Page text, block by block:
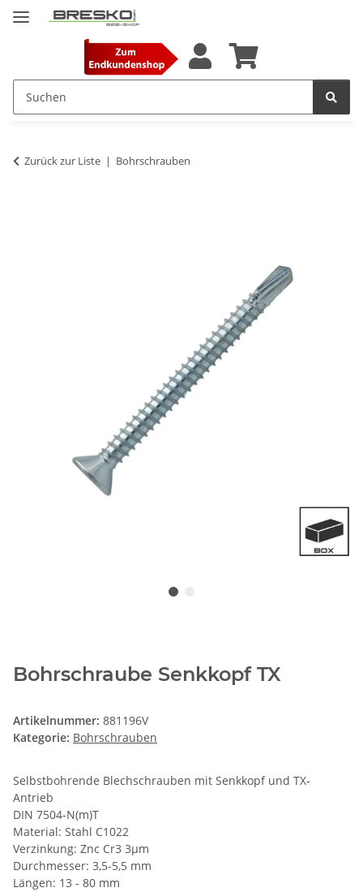
Zurück zur Liste Bohrschrauben
Bohrschraube Senkkopf TX
Artikelnummer: 881196V
Kategorie: Bohrschrauben
Selbstbohrende Blechschrauben mit Senkkopf und TX-
Antrieb
DIN 7504-N(m)T
Material: Stahl C1022
Verzinkung: Znc Cr3 3µm
Durchmesser: 3,5-5,5 mm
Längen: 13 - 80 mm